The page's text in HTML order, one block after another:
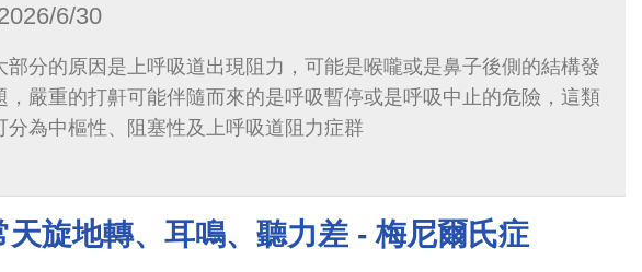
6/30
部分的原因是上呼吸道出現阻力，可能是喉嚨或是鼻子後側的結構發
，嚴重的打鼾可能伴隨而來的是呼吸暫停或是呼吸中止的危險，這類
分為中樞性、阻塞性及上呼吸道阻力症群
天旋地轉、耳鳴、聽力差 - 梅尼爾氏症